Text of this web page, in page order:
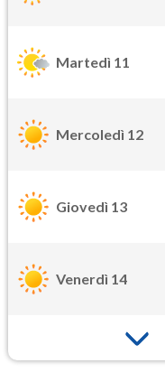
Martedì 11
Mercoledì 12
Giovedì 13
Venerdì 14